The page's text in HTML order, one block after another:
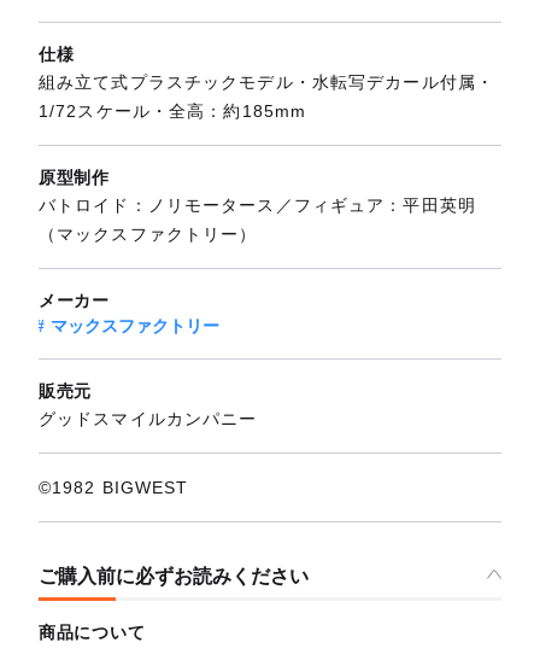
仕様
組み立て式プラスチックモデル・水転写デカール付属・
1/72スケール・全高：約185mm
原型制作
バトロイド：ノリモータース／フィギュア：平田英明
（マックスファクトリー）
メーカー
マックスファクトリー
販売元
グッドスマイルカンパニー
©1982 BIGWEST
ご購入前に必ずお読みください
商品について